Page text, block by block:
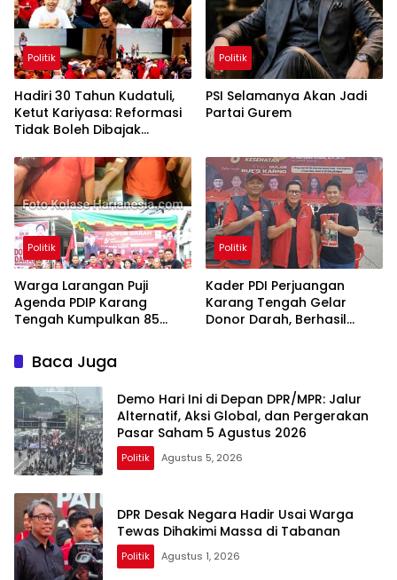
Politik
Hadiri 30 Tahun Kudatuli,
Ketut Kariyasa: Reformasi
Tidak Boleh Dibajak
Politik
PSI Selamanya Akan Jadi
Partai Gurem
Politik
Warga Larangan Puji
Agenda PDIP Karang
Tengah Kumpulkan 85
Politik
Kader PDI Perjuangan
Karang Tengah Gelar
Donor Darah, Berhasil
Baca Juga
Demo Hari Ini di Depan DPR/MPR: Jalur
Alternatif, Aksi Global, dan Pergerakan
Pasar Saham 5 Agustus 2026
Politik Agustus 5, 2026
DPR Desak Negara Hadir Usai Warga
Tewas Dihakimi Massa di Tabanan
Politik Agustus 1, 2026